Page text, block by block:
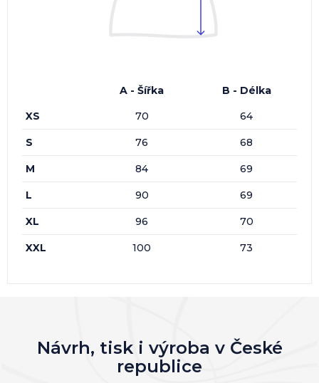
A - Šířka
B - Délka
XS
70 64
S 76 68
M 84 69
L 90 69
XL 96 70
XXL 100 73
Návrh, tisk i výroba v České
republice